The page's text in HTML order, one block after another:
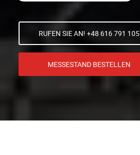
RUFEN SIE AN! +48 616 791 105
MESSESTAND BESTELLEN